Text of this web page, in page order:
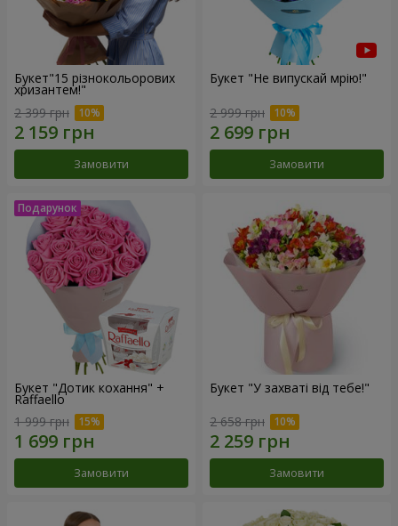
Букет"15 різнокольорових
хризантем!"
2 399 грн
Замовити
Букет "Не випускай мрію!"
2 999 грн
Замовити
Букет "Дотик кохання" +
Raffaello
1 999 грн
Замовити
Букет "У захваті від тебе!"
2 658 грн
Замовити